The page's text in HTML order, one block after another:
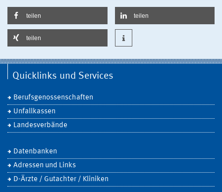
teilen teilen
teilen
Quicklinks und Services
Berufsgenossenschaften
Unfallkassen
Landesverbände
Datenbanken
Adressen und Links
D-Ärzte / Gutachter / Kliniken